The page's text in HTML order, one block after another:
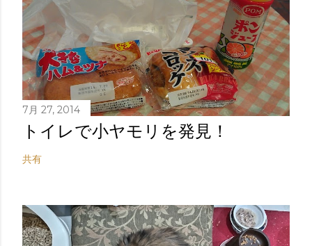
7月 27, 2014
トイレで小ヤモリを発見！
共有